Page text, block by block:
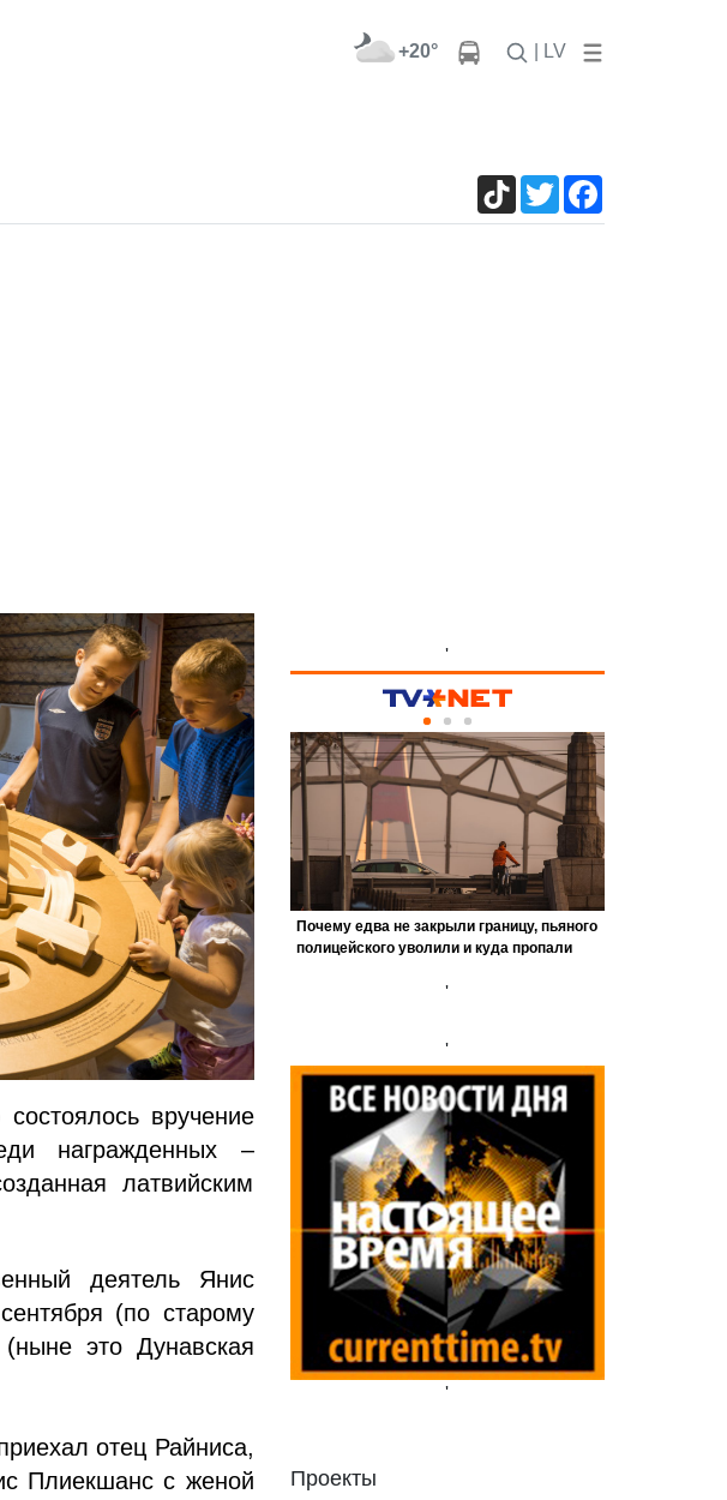
+20° | LV
TikTokTwitter
вручение
награжденных –
латвийским
деятель Янис
(по старому
это Дунавская
отец Райниса,
Плиекшанс с женой
'
'
'
'
Проекты